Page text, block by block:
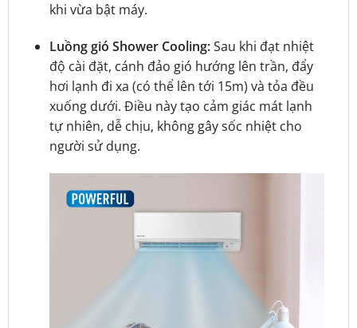
khi vừa bật máy.
Luồng gió Shower Cooling:Sau khi đạt nhiệt
độ cài đặt, cánh đảo gió hướng lên trần, đẩy
hơi lạnh đi xa (có thể lên tới 15m) và tỏa đều
xuống dưới. Điều này tạo cảm giác mát lạnh
tự nhiên, dễ chịu, không gây sốc nhiệt cho
người sử dụng.